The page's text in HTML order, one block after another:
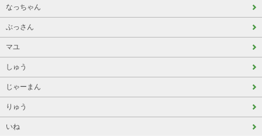
なっちゃん
ぶっさん
マユ
しゅう
じゃーまん
りゅう
いね